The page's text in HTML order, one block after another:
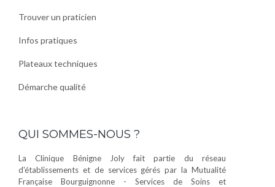
Trouver un praticien
Infos pratiques
Plateaux techniques
Démarche qualité
QUI SOMMES-NOUS ?
La Clinique Bénigne Joly fait partie du réseau
d'établissements et de services gérés par la Mutualité
Française Bourguignonne - Services de Soins et